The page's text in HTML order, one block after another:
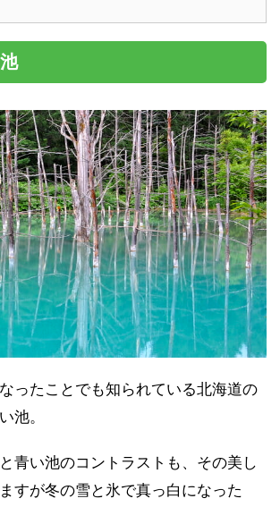
ったことでも知られている北海道の
池。
青い池のコントラストも、その美し
すが冬の雪と氷で真っ白になった